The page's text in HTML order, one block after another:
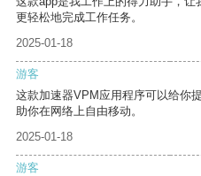
更轻松地完成工作任务。
2025-01-18
游客
这款加速器VPM应用程序可以给你
助你在网络上自由移动。
2025-01-18
游客